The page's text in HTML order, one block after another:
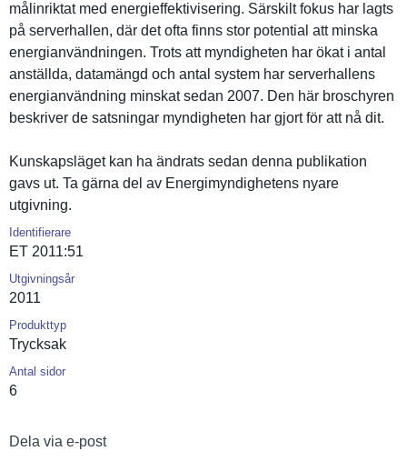
målinrikta­t med energieffe­ktiviserin­g. Särskilt fokus har lagts
på serverhall­en, där det ofta finns stor potential att minska
energianvä­ndningen. Trots att myndighete­n har ökat i antal
anställda, datamängd och antal system har serverhall­ens
energianvä­ndning minskat sedan 2007. Den här broschyren
beskriver de satsningar myndighete­n har gjort för att nå dit.
Kunskapslä­get kan ha ändrats sedan denna publikatio­n
gavs ut. Ta gärna del av Energimynd­ighetens nyare
utgivning.
Identifierare
ET 2011:51
Utgivningsår
2011
Produkttyp
Trycksak
Antal sidor
6
Dela via e-post